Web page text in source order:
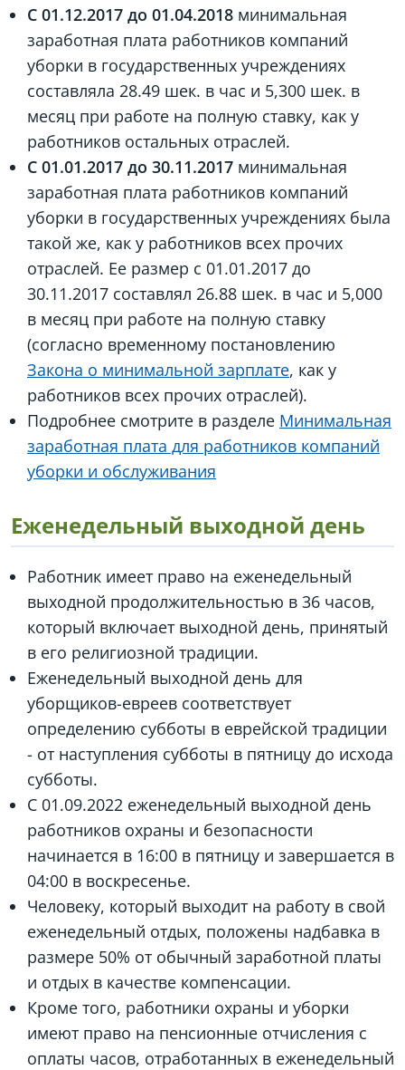
С 01.12.2017 до 01.04.2018 минимальная
заработная плата работников компаний
уборки в государственных учреждениях
составляла 28.49 шек. в час и 5,300 шек. в
месяц при работе на полную ставку, как у
работников остальных отраслей.
С 01.01.2017 до 30.11.2017 минимальная
заработная плата работников компаний
уборки в государственных учреждениях была
такой же, как у работников всех прочих
отраслей. Ее размер с 01.01.2017 до
30.11.2017 составлял 26.88 шек. в час и 5,000
в месяц при работе на полную ставку
(согласно временному постановлению
Закона о минимальной зарплате, как у
работников всех прочих отраслей).
Подробнее смотрите в разделе Минимальная
заработная плата для работников компаний
уборки и обслуживания
Еженедельный выходной день
Работник имеет право на еженедельный
выходной продолжительностью в 36 часов,
который включает выходной день, принятый
в его религиозной традиции.
Еженедельный выходной день для
уборщиков-евреев соответствует
определению субботы в еврейской традиции
- от наступления субботы в пятницу до исхода
субботы.
С 01.09.2022 еженедельный выходной день
работников охраны и безопасности
начинается в 16:00 в пятницу и завершается в
04:00 в воскресенье.
Человеку, который выходит на работу в свой
еженедельный отдых, положены надбавка в
размере 50% от обычный заработной платы
и отдых в качестве компенсации.
Кроме того, работники охраны и уборки
имеют право на пенсионные отчисления с
оплаты часов, отработанных в еженедельный